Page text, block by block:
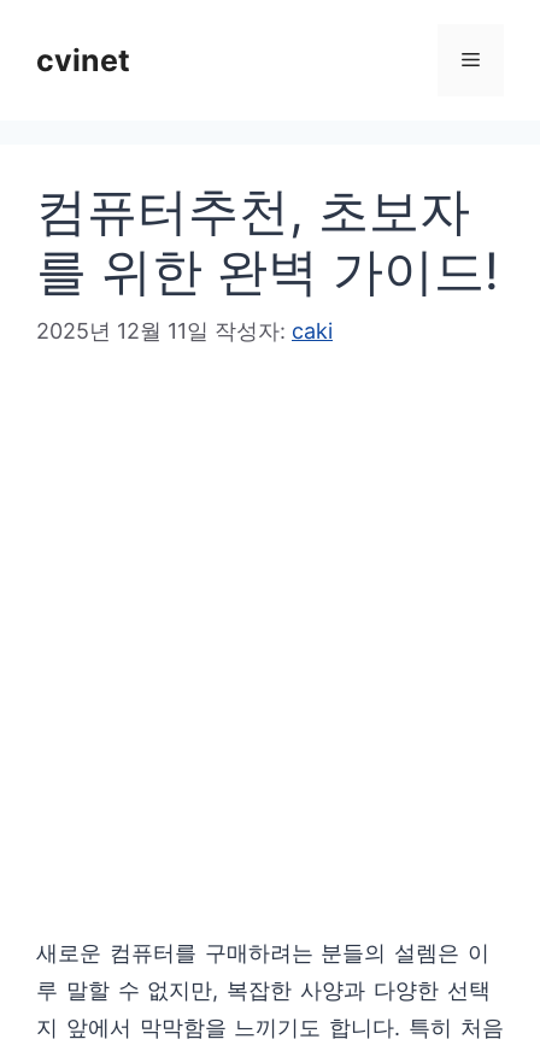
cvinet 메
컴퓨터추천, 초보자
를 위한 완벽 가이드!
2025년 12월 11일 작성자: caki
새로운 컴퓨터를 구매하려는 분들의 설렘은 이
루 말할 수 없지만, 복잡한 사양과 다양한 선택
지 앞에서 막막함을 느끼기도 합니다. 특히 처음